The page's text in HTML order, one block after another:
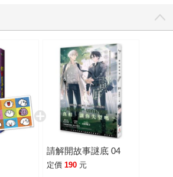
請解開故事謎底 04
定價 190 元